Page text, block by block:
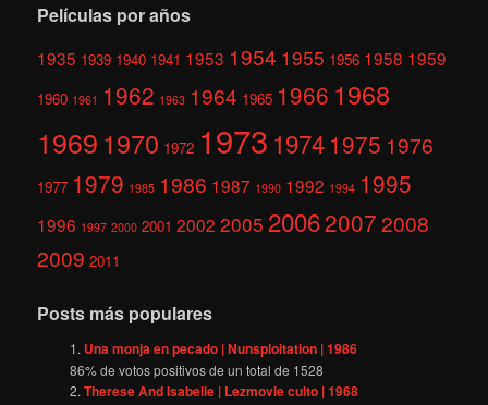
Películas por años
1935 1939 1940 1941 1953 1954 1955 1956 1958 1959
1960 1961 1962 1963 1964 1965 1966 1968
1969 1970 1972 1973 1974 1975 1976
1977 1979 1985 1986 1987 1990 1992 1994 1995
1996 1997 2000 2001 2002 2005 200620072008
2009 2011
Posts más populares
Una monja en pecado | Nunsploitation | 1986
86% de votos positivos de un total de 1528
Therese And Isabelle | Lezmovie culto | 1968